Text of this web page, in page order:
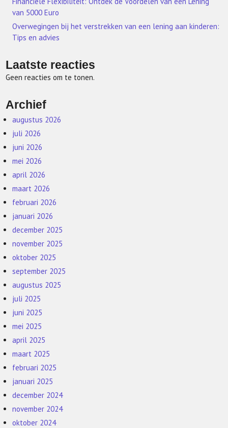
van 5000 Euro
Overwegingen bij het verstrekken van een lening aan kinderen:
Tips en advies
Laatste reacties
Geen reacties om te tonen.
Archief
augustus 2026
juli 2026
juni 2026
mei 2026
april 2026
maart 2026
februari 2026
januari 2026
december 2025
november 2025
oktober 2025
september 2025
augustus 2025
juli 2025
juni 2025
mei 2025
april 2025
maart 2025
februari 2025
januari 2025
december 2024
november 2024
oktober 2024